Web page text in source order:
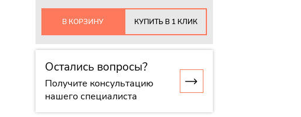
В КОРЗИНУ КУПИТЬ В 1 КЛИК
Остались вопросы?
Получите консультацию
нашего специалиста